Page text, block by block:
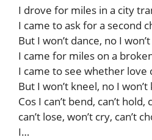
I drove for miles in a city
I came to ask for a second
But I won’t dance, no I
I came for miles on a
I came to see whether love
But I won’t kneel, no I won’t
Cos I can’t bend, can’t hold,
can’t lose, won’t cry, can’t
I…